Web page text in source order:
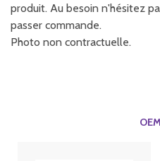
produit. Au besoin n'hésitez
passer commande.
Photo non contractuelle.